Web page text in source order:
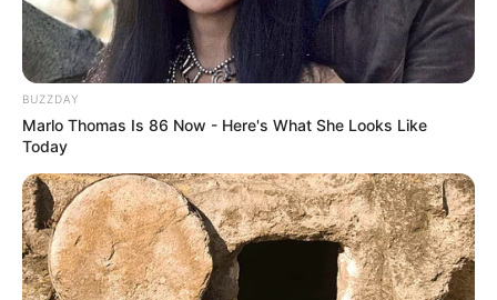
BUZZDAY
Marlo Thomas Is 86 Now - Here's What She Looks Like
Today